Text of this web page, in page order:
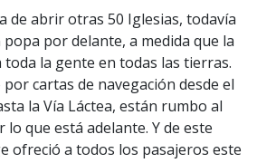
de abrir otras 50 Iglesias, todavía
por delante, a medida que la
toda la gente en todas las tierras.
cartas de navegación desde el
la Vía Láctea, están rumbo al
que está adelante. Y de este
ofreció a todos los pasajeros este